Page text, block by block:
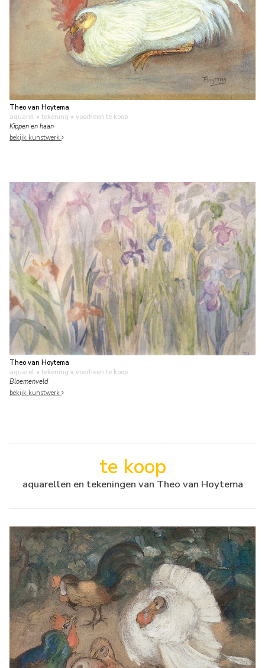
Theo van Hoytema
aquarel • tekening • voorheen te koop
Kippen en haan
bekijk kunstwerk
Theo van Hoytema
aquarel • tekening • voorheen te koop
Bloemenveld
bekijk kunstwerk
te koop
aquarellen en tekeningen van Theo van Hoytema